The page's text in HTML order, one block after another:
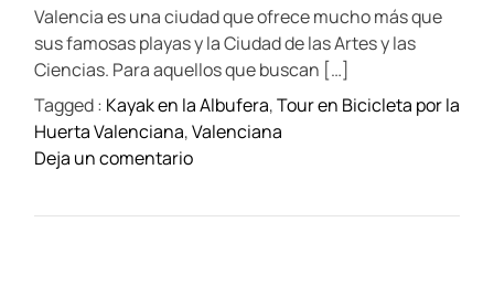
i
m
e
Valencia es una ciudad que ofrece mucho más que
sus famosas playas y la Ciudad de las Artes y las
Ciencias. Para aquellos que buscan […]
Tagged : Kayak en la Albufera,Tour en Bicicleta por la
Huerta Valenciana,Valenciana
Deja un comentarioo
L